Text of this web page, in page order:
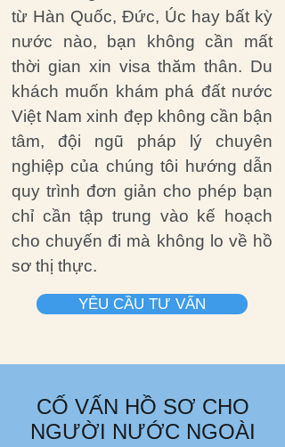
từ Hàn Quốc, Đức, Úc hay bất kỳ
nước nào, bạn không cần mất
thời gian xin visa thăm thân. Du
khách muốn khám phá đất nước
Việt Nam xinh đẹp không cần bận
tâm, đội ngũ pháp lý chuyên
nghiệp của chúng tôi hướng dẫn
quy trình đơn giản cho phép bạn
chỉ cần tập trung vào kế hoạch
cho chuyến đi mà không lo về hồ
sơ thị thực.
YÊU CẦU TƯ VẤN
CỐ VẤN HỒ SƠ CHO
NGƯỜI NƯỚC NGOÀI